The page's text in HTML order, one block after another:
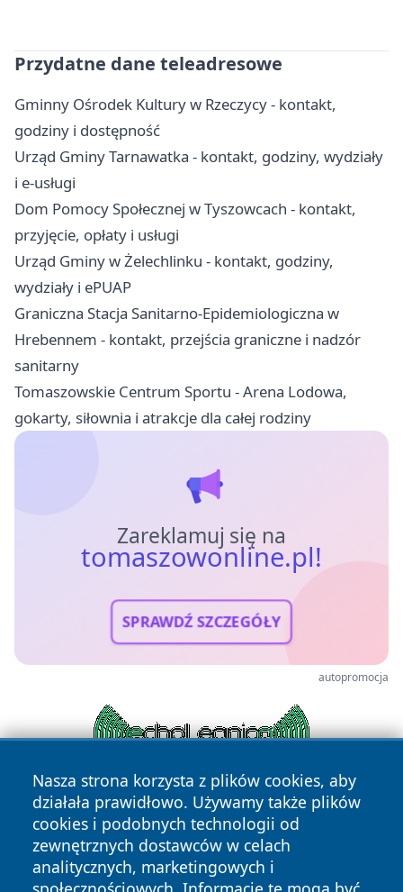
Przydatne dane teleadresowe
Gminny Ośrodek Kultury w Rzeczycy - kontakt,
godziny i dostępność
Urząd Gminy Tarnawatka - kontakt, godziny, wydziały
i e-usługi
Dom Pomocy Społecznej w Tyszowcach - kontakt,
przyjęcie, opłaty i usługi
Urząd Gminy w Żelechlinku - kontakt, godziny,
wydziały i ePUAP
Graniczna Stacja Sanitarno-Epidemiologiczna w
Hrebennem - kontakt, przejścia graniczne i nadzór
sanitarny
Tomaszowskie Centrum Sportu - Arena Lodowa,
gokarty, siłownia i atrakcje dla całej rodziny
Zareklamuj się na
tomaszowonline.pl!
SPRAWDŹ SZCZEGÓŁY
autopromocja
Nasza strona korzysta z plików cookies, aby
działała prawidłowo. Używamy także plików
cookies i podobnych technologii od
zewnętrznych dostawców w celach
analitycznych, marketingowych i